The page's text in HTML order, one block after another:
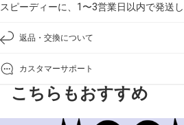
スピーディーに、1〜3営業日以内で発送し
返品・交換について
カスタマーサポート
こちらもおすすめ